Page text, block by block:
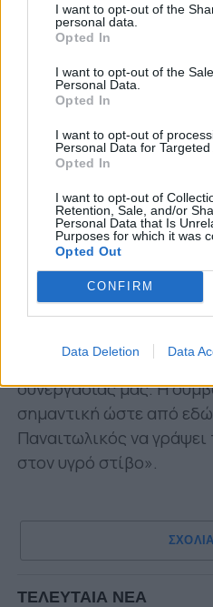
I want to opt-out of the
personal data.
Opted In
I want to opt-out of the
Personal Data.
Opted In
I want to opt-out of
Personal Data for Targeted
Opted In
I want to opt-out of
Retention, Sale, and/or
Personal Data that Is
Purposes for which it was
Opted Out
CONFIRM
Data Deletion Data
του στην εκκίνηση του
υδατοσφαίρισης και
αγωνιστική επιτυχία.
συνθήκες, με πολλές
και θυσίες κατόρθωνε να
καθημερινά
λύσεις για τις
κολυμβητήρια της
του. Τίμησε τα χρώματα
την θέση που ανέλαβε
Ο General Manager της
Μπετχαβάς από μεριάς
«Πίστεψα σε αυτόν από
συνεργασίας μας. Η
σημαντική ώστε από
Παναιτωλικός να γράψει
στον υγρό στίβο».
ΤΕΛΕΥΤΑΙΑ ΝΕΑ